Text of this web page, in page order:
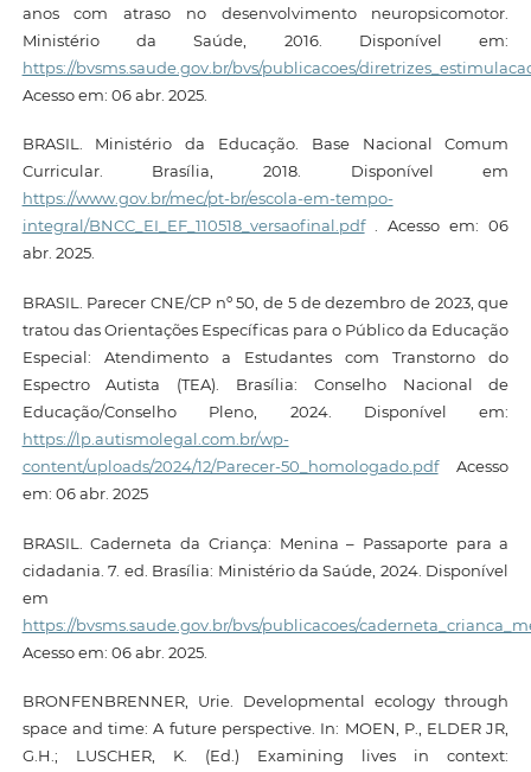
anos com atraso no desenvolvimento neuropsicomotor.
Ministério da Saúde, 2016. Disponível em:
https://bvsms.saude.gov.br/bvs/publicacoes/
Acesso em: 06 abr. 2025.
BRASIL. Ministério da Educação. Base Nacional Comum
Curricular. Brasília, 2018. Disponível em
https://www.gov.br/mec/pt-br/escola-em-tempo-
integral/BNCC_EI_EF_110518_versaofinal.pdf. Acesso em: 06
abr. 2025.
BRASIL. Parecer CNE/CP nº 50, de 5 de dezembro de 2023, que
tratou das Orientações Específicas para o Público da Educação
Especial: Atendimento a Estudantes com Transtorno do
Espectro Autista (TEA). Brasília: Conselho Nacional de
Educação/Conselho Pleno, 2024. Disponível em:
https://lp.autismolegal.com.br/wp-
content/uploads/2024/12/Parecer-50_homologado.pdfAcesso
em: 06 abr. 2025
BRASIL. Caderneta da Criança: Menina – Passaporte para a
cidadania. 7. ed. Brasília: Ministério da Saúde, 2024. Disponível
em
https://bvsms.saude.gov.br/bvs/publicacoes/
Acesso em: 06 abr. 2025.
BRONFENBRENNER, Urie. Developmental ecology through
space and time: A future perspective. In: MOEN, P., ELDER JR,
G.H.; LUSCHER, K. (Ed.) Examining lives in context: